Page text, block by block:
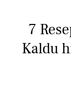
7
Kaldu